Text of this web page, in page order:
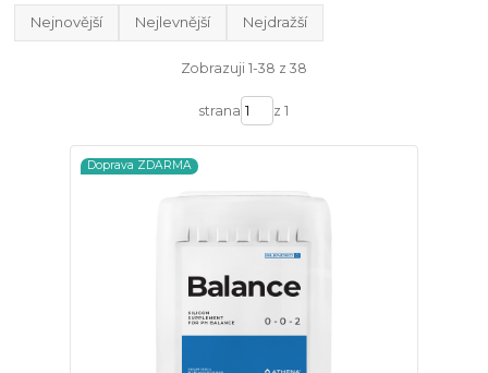
Nejnovější Nejlevnější Nejdražší
Zobrazuji 1-38 z 38
strana z 1
Doprava ZDARMA